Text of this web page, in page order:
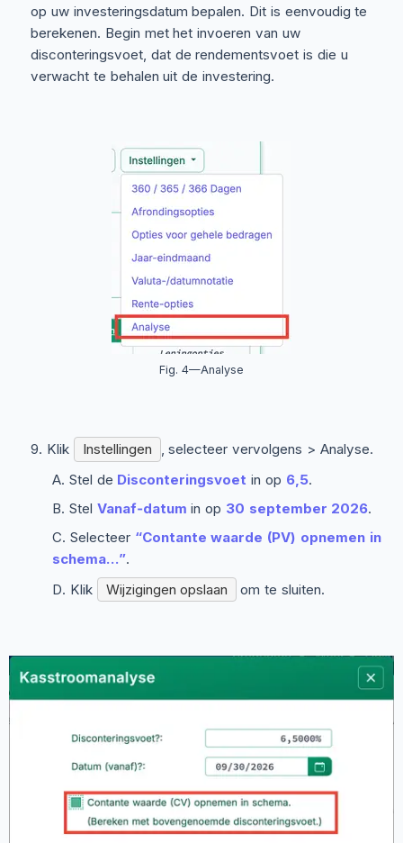
op uw investeringsdatum bepalen. Dit is eenvoudig te
berekenen. Begin met het invoeren van uw
disconteringsvoet, dat de rendementsvoet is die u
verwacht te behalen uit de investering.
Fig. 4—Analyse
Klik Instellingen , selecteer vervolgens > Analyse.
Stel de Disconteringsvoet in op 6,5.
Stel Vanaf‑datum in op 30 september 2026.
Selecteer “Contante waarde (PV) opnemen in
schema...”.
Klik
Wijzigingen opslaan om te sluiten.